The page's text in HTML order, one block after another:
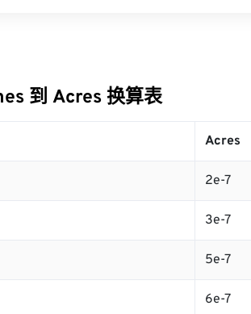
到 Acres 换算表
Acres
2e-7
3e-7
5e-7
6e-7